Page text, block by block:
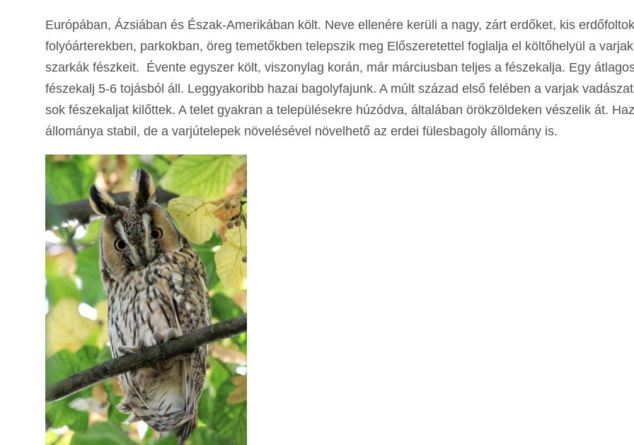
Európában, Ázsiában és Észak-Amerikában költ. Neve ellenére kerüli a nagy, zárt erdőket, kis
folyóárterekben, parkokban, öreg temetőkben telepszik meg Előszeretettel foglalja el költőhelyül a
szarkák fészkeit. Évente egyszer költ, viszonylag korán, már márciusban teljes a fészekalja. Egy
fészekalj 5-6 tojásból áll. Leggyakoribb hazai bagolyfajunk. A múlt század első felében a varjak
sok fészekaljat kilőttek. A telet gyakran a településekre húzódva, általában örökzöldeken vészelik át.
állománya stabil, de a varjútelepek növelésével növelhető az erdei fülesbagoly állomány is.